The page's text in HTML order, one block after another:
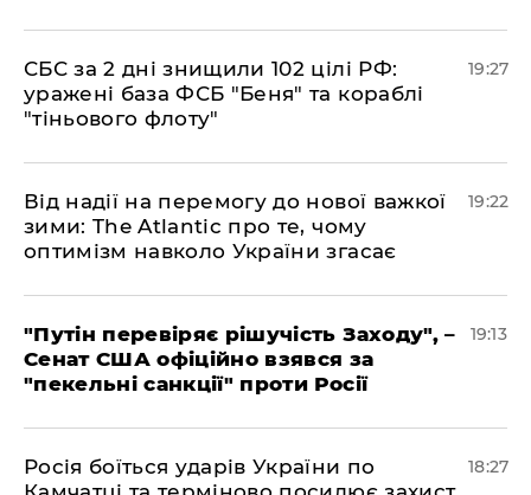
​СБС за 2 дні знищили 102 цілі РФ:
уражені база ФСБ "Беня" та кораблі
"тіньового флоту"
19:27
​Від надії на перемогу до нової важкої
зими: The Atlantic про те, чому
оптимізм навколо України згасає
19:22
​"Путін перевіряє рішучість Заходу", –
Сенат США офіційно взявся за
"пекельні санкції" проти Росії
19:13
​Росія боїться ударів України по
18:27